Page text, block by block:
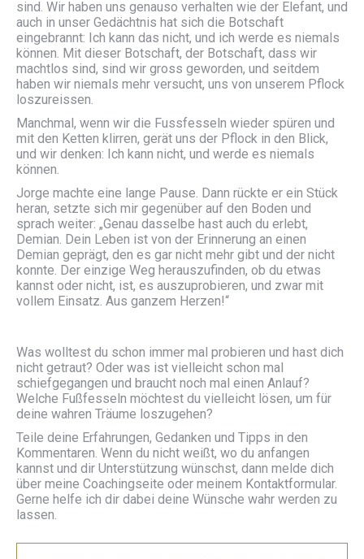
sind. Wir haben uns genauso verhalten wie der Elefant, und
auch in unser Gedächtnis hat sich die Botschaft
eingebrannt: Ich kann das nicht, und ich werde es niemals
können. Mit dieser Botschaft, der Botschaft, dass wir
machtlos sind, sind wir gross geworden, und seitdem
haben wir niemals mehr versucht, uns von unserem Pflock
loszureissen.
Manchmal, wenn wir die Fussfesseln wieder spüren und
mit den Ketten klirren, gerät uns der Pflock in den Blick,
und wir denken: Ich kann nicht, und werde es niemals
können.
Jorge machte eine lange Pause. Dann rückte er ein Stück
heran, setzte sich mir gegenüber auf den Boden und
sprach weiter: „Genau dasselbe hast auch du erlebt,
Demian. Dein Leben ist von der Erinnerung an einen
Demian geprägt, den es gar nicht mehr gibt und der nicht
konnte. Der einzige Weg herauszufinden, ob du etwas
kannst oder nicht, ist, es auszuprobieren, und zwar mit
vollem Einsatz. Aus ganzem Herzen!“
Was wolltest du schon immer mal probieren und hast dich
nicht getraut? Oder was ist vielleicht schon mal
schiefgegangen und braucht noch mal einen Anlauf?
Welche Fußfesseln möchtest du vielleicht lösen, um für
deine wahren Träume loszugehen?
Teile deine Erfahrungen, Gedanken und Tipps in den
Kommentaren. Wenn du nicht weißt, wo du anfangen
kannst und dir Unterstützung wünschst, dann melde dich
über meine Coachingseite oder meinem Kontaktformular.
Gerne helfe ich dir dabei deine Wünsche wahr werden zu
lassen.